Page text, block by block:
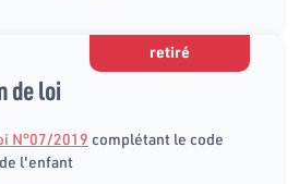
retiré
de loi
N°07/2019 complétant le code
l'enfant